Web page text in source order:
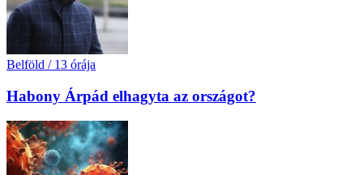
Belföld / 13 órája
Habony Árpád elhagyta az országot?